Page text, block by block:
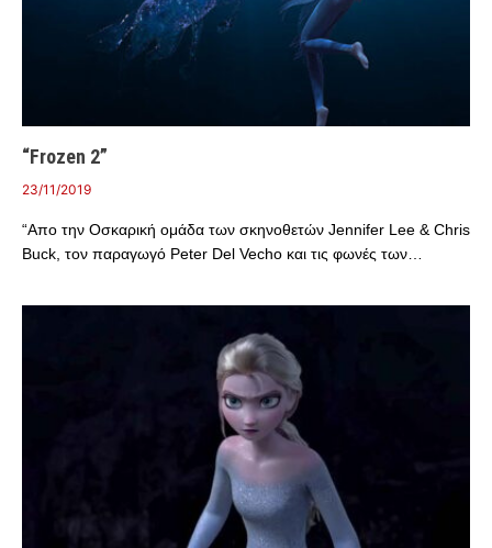
“Frozen 2”
23/11/2019
“Απο την Οσκαρική ομάδα των σκηνοθετών Jennifer Lee & Chris
Buck, τον παραγωγό Peter Del Vecho και τις φωνές των…